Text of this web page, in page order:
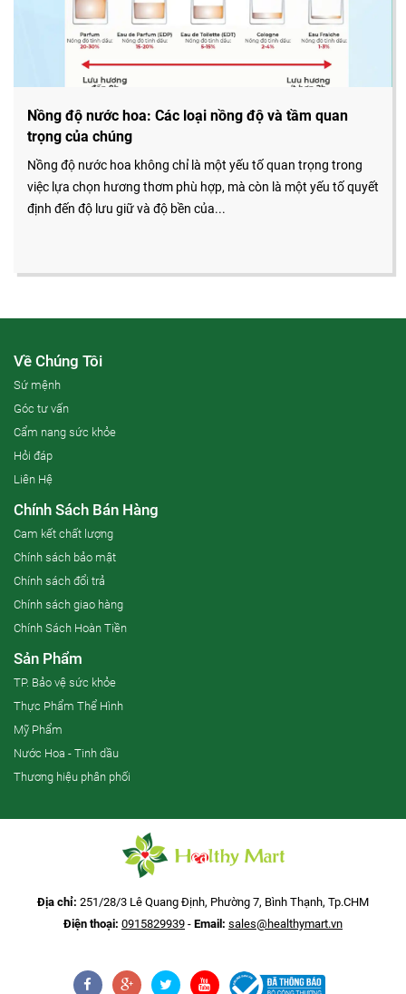
Nồng độ nước hoa: Các loại nồng độ và tầm quan
trọng của chúng
Nồng độ nước hoa không chỉ là một yếu tố quan trọng trong
việc lựa chọn hương thơm phù hợp, mà còn là một yếu tố quyết
định đến độ lưu giữ và độ bền của...
Về Chúng Tôi
Sứ mệnh
Góc tư vấn
Cẩm nang sức khỏe
Hỏi đáp
Liên Hệ
Chính Sách Bán Hàng
Cam kết chất lượng
Chính sách bảo mật
Chính sách đổi trả
Chính sách giao hàng
Chính Sách Hoàn Tiền
Sản Phẩm
TP. Bảo vệ sức khỏe
Thực Phẩm Thể Hình
Mỹ Phẩm
Nước Hoa - Tinh dầu
Thương hiệu phân phối
Địa chỉ: 251/28/3 Lê Quang Định, Phường 7, Bình Thạnh, Tp.CHM
Điện thoại: 0915829939 - Email: sales@healthymart.vn